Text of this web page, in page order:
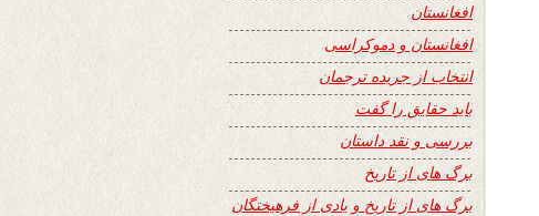
افغانستان
افغانستان و دموکراسی
انتخاب از جریده ترجمان
باید حقایق را گفت
بررسی و نقد داستان
برگ های از تاریخ
برگ های از تاریخ و یادی از فرهیختگان